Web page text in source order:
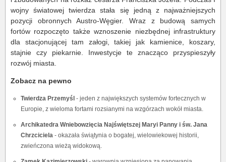
wojny światowej twierdza stała się jedną z najważniejszych
pozycji obronnych Austro-Węgier. Wraz z budową samych
fortów rozpoczęto także wznoszenie niezbędnej infrastruktury
dla stacjonującej tam załogi, takiej jak kamienice, koszary,
stajnie czy piekarnie. Inwestycje te znacząco przyspieszyły
rozwój miasta.
Zobacz na pewno
Twierdza Przemyśl - jeden z największych systemów fortecznych w
Europie, z wieloma fortami rozsianymi na wzgórzach wokół miasta.
Archikatedra Wniebowzięcia Najświętszej Maryi Panny i św. Jana
Chrzciciela - okazała świątynia o bogatej, wielowiekowej historii,
zwieńczona wieżą widokową.